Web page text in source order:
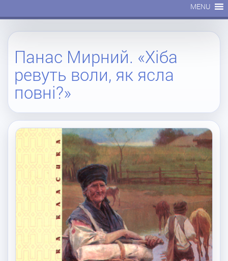
MENU
Панас Мирний. «Хіба
ревуть воли, як ясла
повні?»